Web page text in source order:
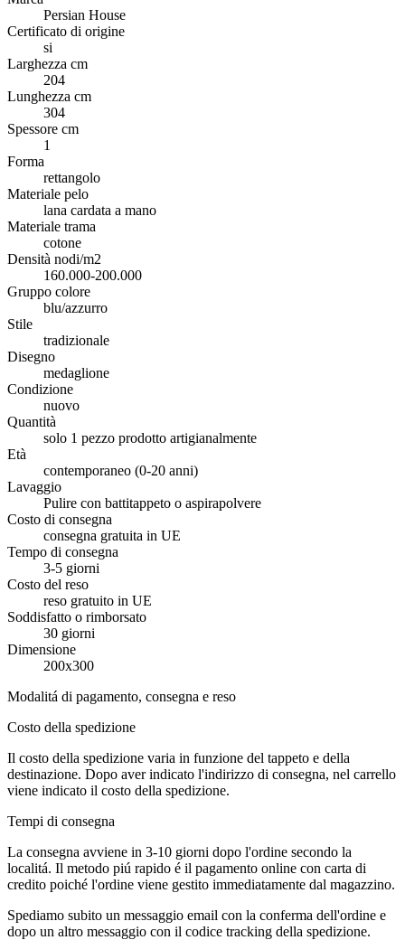
Persian House
Certificato di origine
si
Larghezza cm
204
Lunghezza cm
304
Spessore cm
1
Forma
rettangolo
Materiale pelo
lana cardata a mano
Materiale trama
cotone
Densità nodi/m2
160.000-200.000
Gruppo colore
blu/azzurro
Stile
tradizionale
Disegno
medaglione
Condizione
nuovo
Quantità
solo 1 pezzo prodotto artigianalmente
Età
contemporaneo (0-20 anni)
Lavaggio
Pulire con battitappeto o aspirapolvere
Costo di consegna
consegna gratuita in UE
Tempo di consegna
3-5 giorni
Costo del reso
reso gratuito in UE
Soddisfatto o rimborsato
30 giorni
Dimensione
200x300
Modalitá di pagamento, consegna e reso
Costo della spedizione
Il costo della spedizione varia in funzione del tappeto e della
destinazione. Dopo aver indicato l'indirizzo di consegna, nel carrello
viene indicato il costo della spedizione.
Tempi di consegna
La consegna avviene in 3-10 giorni dopo l'ordine secondo la
localitá. Il metodo piú rapido é il pagamento online con carta di
credito poiché l'ordine viene gestito immediatamente dal magazzino.
Spediamo subito un messaggio email con la conferma dell'ordine e
dopo un altro messaggio con il codice tracking della spedizione.